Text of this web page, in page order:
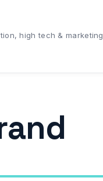
high tech & marketing